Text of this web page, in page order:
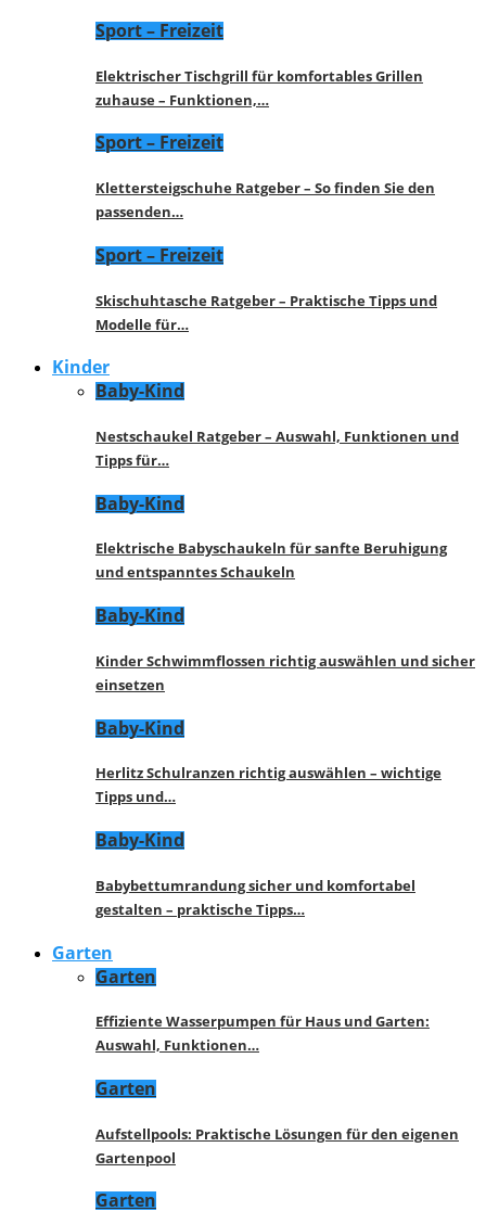
Sport – Freizeit
Elektrischer Tischgrill für komfortables Grillen
zuhause – Funktionen,…
Sport – Freizeit
Klettersteigschuhe Ratgeber – So finden Sie den
passenden…
Sport – Freizeit
Skischuhtasche Ratgeber – Praktische Tipps und
Modelle für…
Kinder
Baby-Kind
Nestschaukel Ratgeber – Auswahl, Funktionen und
Tipps für…
Baby-Kind
Elektrische Babyschaukeln für sanfte Beruhigung
und entspanntes Schaukeln
Baby-Kind
Kinder Schwimmflossen richtig auswählen und sicher
einsetzen
Baby-Kind
Herlitz Schulranzen richtig auswählen – wichtige
Tipps und…
Baby-Kind
Babybettumrandung sicher und komfortabel
gestalten – praktische Tipps…
Garten
Garten
Effiziente Wasserpumpen für Haus und Garten:
Auswahl, Funktionen…
Garten
Aufstellpools: Praktische Lösungen für den eigenen
Gartenpool
Garten